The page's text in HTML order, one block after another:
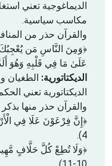
الديماغوجية تعني
مكاسب سياسية.
والقرآن حذر من
﴿وَمِنَ النَّاسِ مَن يُعْجِبُكَ
عَلَىٰ مَا فِي قَلْبِهِ وَهُوَ أَلَدُّ
الديكتاتورية: الطغيان
الديكتاتورية تعني
والقرآن حذر منها بذكر
﴿إِنَّ فِرْعَوْنَ عَلَا فِي
4).